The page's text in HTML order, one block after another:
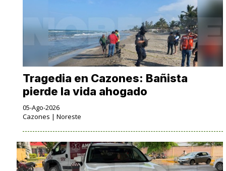
Tragedia en Cazones: Bañista
pierde la vida ahogado
05-Ago-2026
Cazones | Noreste